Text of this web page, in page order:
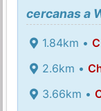
cercanas a
1.84km •
2.6km •
3.66km •